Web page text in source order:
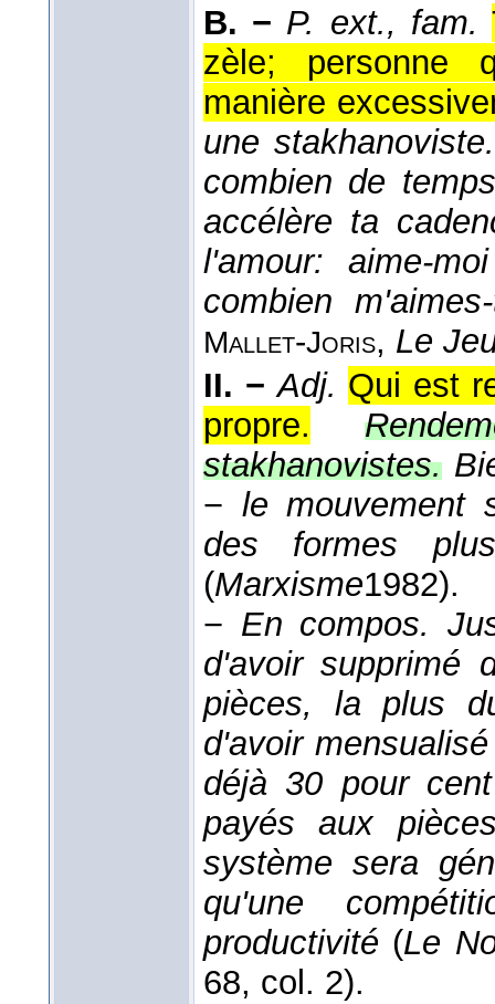
B. − P. ext., fam.
zèle; personne
manière
une
combien de
accélère ta
l'amour: aime-
combien
Mallet-Joris, Le
II. − Adj. Qui est
propre.
stakhanovistes.
− le mouvement
des formes
(Marxisme1982).
− En compos.
d'avoir supprimé
pièces, la plus
d'avoir
déjà 30 pour
payés aux
système sera
qu'une
productivité (Le
68, col. 2).